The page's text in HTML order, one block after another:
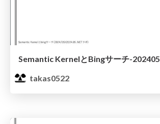
Semantic KernelとBingサーチ-202405
takas0522